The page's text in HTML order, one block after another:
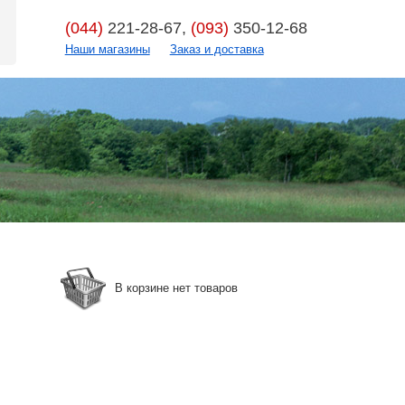
(044) 221-28-67, (093) 350-12-68
Наши магазины Заказ и доставка
В корзине нет товаров